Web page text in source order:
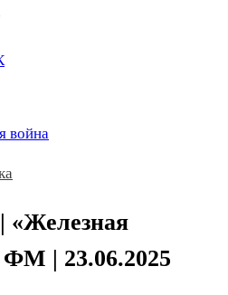
война
«Железная
ФМ | 23.06.2025